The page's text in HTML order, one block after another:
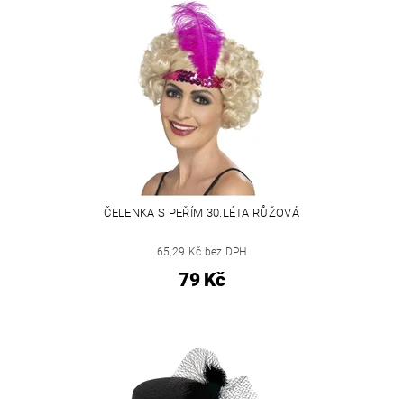
ČELENKA S PEŘÍM 30.LÉTA RŮŽOVÁ
65,29 Kč bez DPH
79 Kč